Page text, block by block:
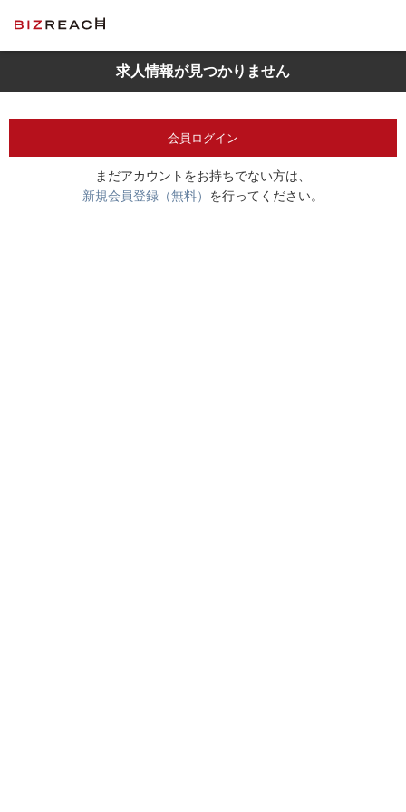
求人情報が見つかりません
会員ログイン
まだアカウントをお持ちでない方は、
新規会員登録（無料） を行ってください。